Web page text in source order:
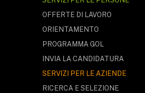
OFFERTE DI LAVORO
ORIENTAMENTO
PROGRAMMA GOL
INVIA LA CANDIDATURA
SERVIZI PER LE AZIENDE
RICERCA E SELEZIONE